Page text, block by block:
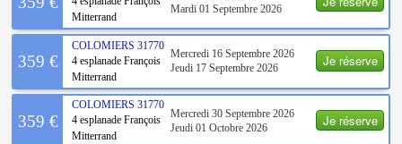
Mitterrand
Mardi 01 Septembre 2026
Je réserve
359 €
COLOMIERS 31770
4 esplanade François
Mitterrand
Mercredi 16 Septembre 2026
Jeudi 17 Septembre 2026
Je réserve
359 €
COLOMIERS 31770
4 esplanade François
Mitterrand
Mercredi 30 Septembre 2026
Jeudi 01 Octobre 2026